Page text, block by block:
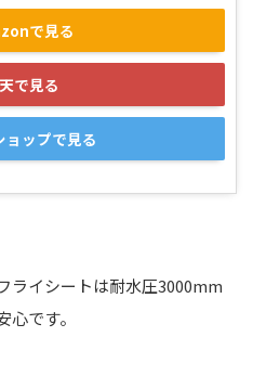
で見る
で見る
ップで見る
ライシートは耐水圧3000mm
です。